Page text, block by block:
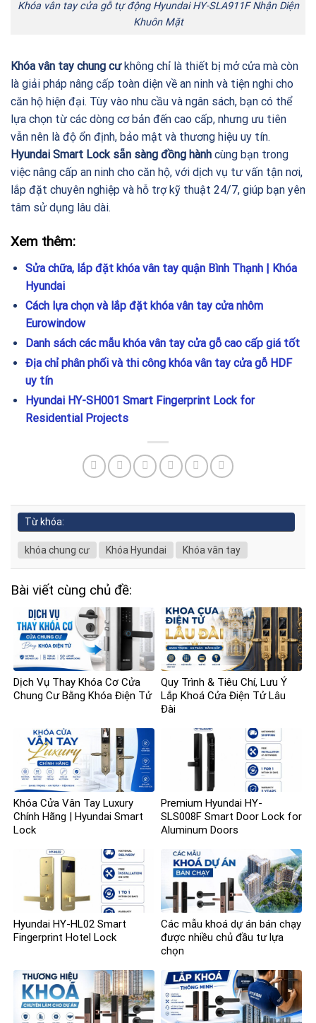
Khóa vân tay cửa gỗ tự động Hyundai HY-SLA911F Nhận Diện
Khuôn Mặt
Khóa vân tay chung cưkhông chỉ là thiết bị mở cửa mà còn
là giải pháp nâng cấp toàn diện về an ninh và tiện nghi cho
căn hộ hiện đại. Tùy vào nhu cầu và ngân sách, bạn có thể
lựa chọn từ các dòng cơ bản đến cao cấp, nhưng ưu tiên
vẫn nên là độ ổn định, bảo mật và thương hiệu uy tín.
Hyundai Smart Lock sẵn sàng đồng hành cùng bạn trong
việc nâng cấp an ninh cho căn hộ, với dịch vụ tư vấn tận nơi,
lắp đặt chuyên nghiệp và hỗ trợ kỹ thuật 24/7, giúp bạn yên
tâm sử dụng lâu dài.
Xem thêm:
Sửa chữa, lắp đặt khóa vân tay quận Bình Thạnh | Khóa
Hyundai
Cách lựa chọn và lắp đặt khóa vân tay cửa nhôm
Eurowindow
Danh sách các mẫu khóa vân tay cửa gỗ cao cấp giá tốt
Địa chỉ phân phối và thi công khóa vân tay cửa gỗ HDF
uy tín
Hyundai HY-SH001 Smart Fingerprint Lock for
Residential Projects
Từ khóa:
khóa chung cư Khóa Hyundai Khóa vân tay
Bài viết cùng chủ đề:
Dịch Vụ Thay Khóa Cơ Cửa
Chung Cư Bằng Khóa Điện Tử
Quy Trình & Tiêu Chí, Lưu Ý
Lắp Khoá Cửa Điện Tử Lâu
Đài
Khóa Cửa Vân Tay Luxury
Chính Hãng | Hyundai Smart
Lock
Premium Hyundai HY-
SLS008F Smart Door Lock for
Aluminum Doors
Hyundai HY-HL02 Smart
Fingerprint Hotel Lock
Các mẫu khoá dự án bán chạy
được nhiều chủ đầu tư lựa
chọn